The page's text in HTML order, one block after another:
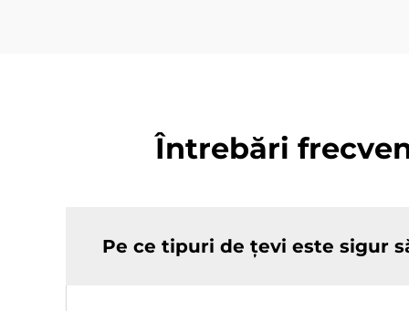
Întrebări
Pe ce tipuri de țevi este sigur